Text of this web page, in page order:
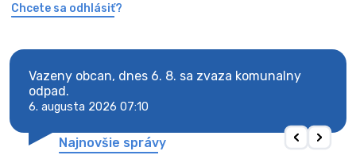
Chcete sa odhlásiť?
Vazeny obcan, dnes 6. 8. sa zvaza komunalny
odpad.
6. augusta 2026 07:10
Najnovšie správy